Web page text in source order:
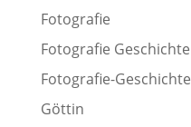
Fotografie
Fotografie Geschichte
Fotografie-Geschichte
Göttin